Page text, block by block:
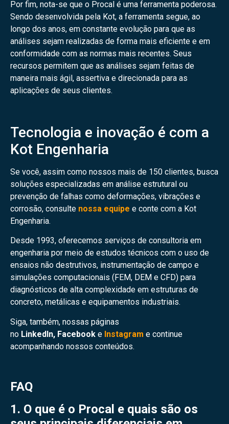
Por fim, nota-se que o Procal é uma ferramenta poderosa.
Sendo desenvolvida pela Kot, a ferramenta segue, ao
longo dos anos, em constante evolução para que as
análises sejam realizadas de forma mais eficiente e em
conformidade com as normas mais recentes. Seus
recursos permitem que as análises sejam feitas de
maneira mais ágil, assertiva e direcionada para as
aplicações de seus clientes.
Tecnologia e inovação é com a
Kot Engenharia
Se você, assim como nossos mais de 150 clientes, busca
soluções especializadas em análise estrutural ou
prevenção de falhas como deformações, vibrações e
corrosão, consulte nossa equipe e conte com a Kot
Engenharia.
Desde 1993, oferecemos serviços de consultoria em
engenharia por meio de estudos técnicos com o uso de
ensaios não destrutivos, instrumentação de campo e
simulações computacionais (FEM, DEM e CFD) para
diagnósticos de alta complexidade em estruturas de
concreto, metálicas e equipamentos industriais.
Siga, também, nossas páginas
no LinkedIn, Facebook e Instagram e continue
acompanhando nossos conteúdos.
FAQ
1. O que é o Procal e quais são os